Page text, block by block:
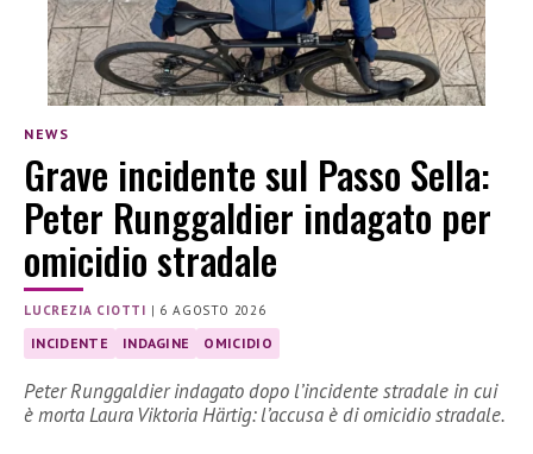
NEWS
Grave incidente sul Passo Sella:
Peter Runggaldier indagato per
omicidio stradale
LUCREZIA CIOTTI | 6 AGOSTO 2026
INCIDENTE INDAGINE OMICIDIO
Peter Runggaldier indagato dopo l’incidente stradale in cui
è morta Laura Viktoria Härtig: l’accusa è di omicidio stradale.